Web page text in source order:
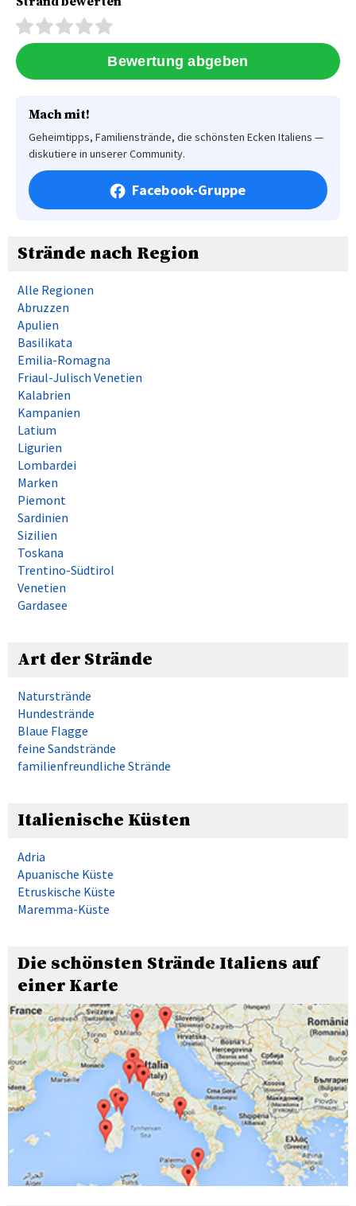
Mach mit!
Geheimtipps, Familienstrände, die schönsten Ecken Italiens —
diskutiere in unserer Community.
Facebook-Gruppe
Strände nach Region
Alle Regionen
Abruzzen
Apulien
Basilikata
Emilia-Romagna
Friaul-Julisch Venetien
Kalabrien
Kampanien
Latium
Ligurien
Lombardei
Marken
Piemont
Sardinien
Sizilien
Toskana
Trentino-Südtirol
Venetien
Gardasee
Art der Strände
Naturstrände
Hundestrände
Blaue Flagge
feine Sandstrände
familienfreundliche Strände
Italienische Küsten
Adria
Apuanische Küste
Etruskische Küste
Maremma-Küste
Die schönsten Strände Italiens auf
einer Karte